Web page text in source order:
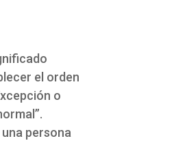
el orden
o
persona